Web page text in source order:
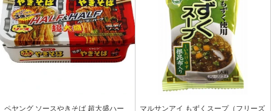
ペヤング ソースやきそば 超大盛ハー
マルサンアイ もずくスープ（フリーズ